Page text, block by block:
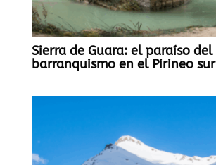
Sierra de Guara: el paraíso del
barranquismo en el Pirineo sur